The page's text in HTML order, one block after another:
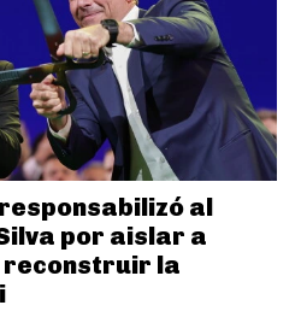
al
por aislar a
reconstruir la